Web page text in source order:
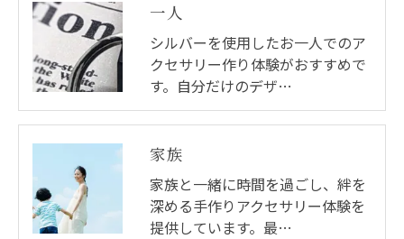
きにつきましては、お電話でお問合せ下さい。
一人
シルバーを使用したお一人でのア
クセサリー作り体験がおすすめで
す。自分だけのデザ…
家族
家族と一緒に時間を過ごし、絆を
深める手作りアクセサリー体験を
提供しています。最…